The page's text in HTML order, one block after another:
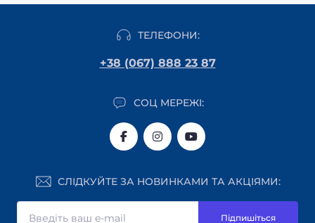
ТЕЛЕФОНИ:
+38 (067) 888 23 87
СОЦ МЕРЕЖІ:
СЛІДКУЙТЕ ЗА НОВИНКАМИ ТА АКЦІЯМИ:
Підпишіться